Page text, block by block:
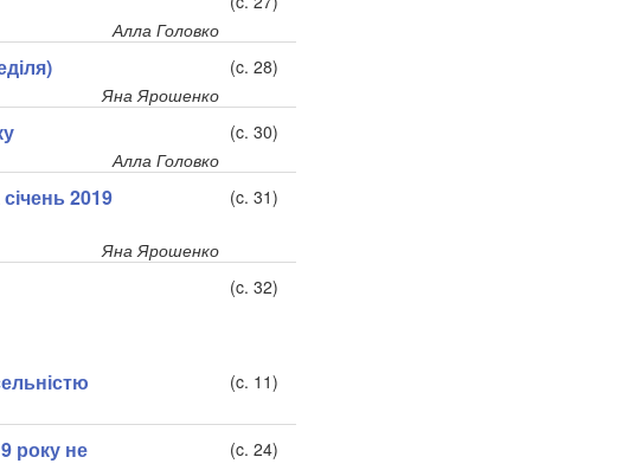
Алла Головко
(c. 28)
Яна Ярошенко
(c. 30)
Алла Головко
2019
(c. 31)
Яна Ярошенко
(c. 32)
(c. 11)
року не
(c. 24)